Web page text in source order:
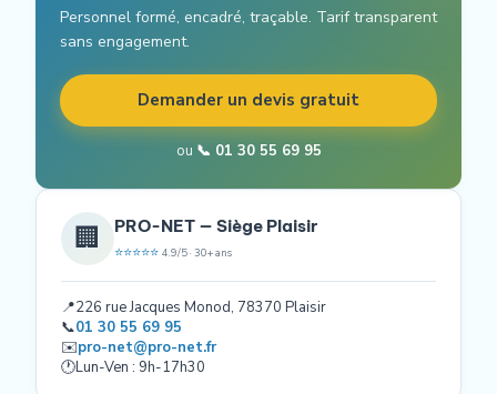
Personnel formé, encadré, traçable. Tarif transparent
sans engagement.
Demander un devis gratuit
ou 📞 01 30 55 69 95
🏢 PRO-NET — Siège Plaisir
⭐⭐⭐⭐⭐ 4.9/5 · 30+ ans
📍226 rue Jacques Monod, 78370 Plaisir
📞01 30 55 69 95
✉️pro-net@pro-net.fr
🕐Lun-Ven : 9h-17h30